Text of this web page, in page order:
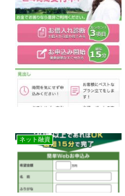
ネット融資